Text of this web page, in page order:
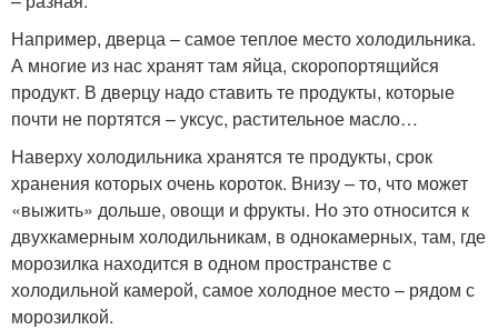
Например, дверца – самое теплое место холодильника.
А многие из нас хранят там яйца, скоропортящийся
продукт. В дверцу надо ставить те продукты, которые
почти не портятся – уксус, растительное масло…
Наверху холодильника хранятся те продукты, срок
хранения которых очень короток. Внизу – то, что может
«выжить» дольше, овощи и фрукты. Но это относится к
двухкамерным холодильникам, в однокамерных, там, где
морозилка находится в одном пространстве с
холодильной камерой, самое холодное место – рядом с
морозилкой.